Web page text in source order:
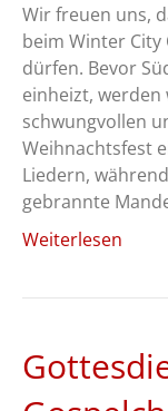
Wir freuen uns,
beim Winter City
dürfen. Bevor
einheizt, werden
schwungvollen
Weihnachtsfest
Liedern,
gebrannte
Weiterlesen